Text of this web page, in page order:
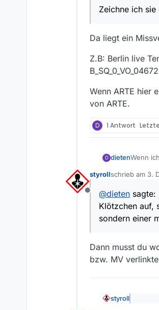
Zeichne ich
Da liegt ein
Z.B: Berlin live
Wenn ARTE hier
von ARTE.
D 1 Antwort
D dietenWenn
mir
und die
Offline
styrollschrieb am 3.
zuletzt editiert
@dieten sagte:
Klötzchen auf,
sondern einer
Dann musst du
bzw. MV
styroll